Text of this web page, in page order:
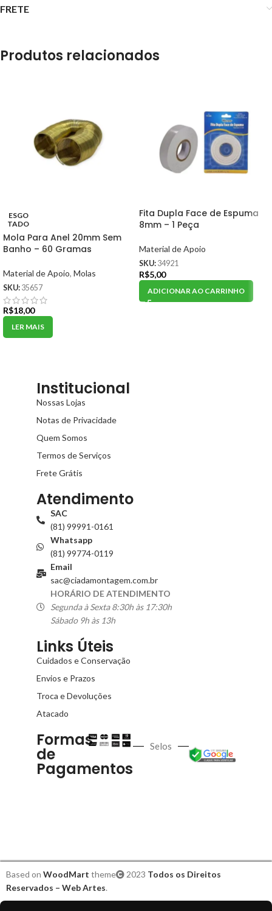
FRETE
Produtos relacionados
ESGO
TADO
Mola Para Anel 20mm Sem
Banho – 60 Gramas
Material de Apoio, Molas
SKU: 35657
R$18,00
LER MAIS
Fita Dupla Face de Espuma
8mm – 1 Peça
Material de Apoio
SKU: 34921
R$5,00
ADICIONAR AO CARRINHO
Institucional
Nossas Lojas
Notas de Privacidade
Quem Somos
Termos de Serviços
Frete Grátis
Atendimento
SAC
(81) 99991-0161
Whatsapp
(81) 99774-0119
Email
sac@ciadamontagem.com.br
HORÁRIO DE ATENDIMENTO
Segunda à Sexta 8:30h às 17:30h
Sábado 9h às 13h
Links Úteis
Cuidados e Conservação
Envios e Prazos
Troca e Devoluções
Atacado
Formas
de
Pagamentos
Selos
Based on WoodMart theme 2023 Todos os Direitos
Reservados – Web Artes.